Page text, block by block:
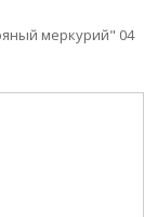
меркурий" 04